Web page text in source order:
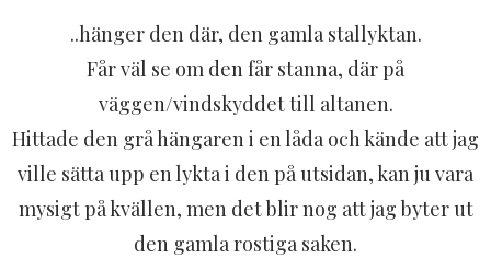
..hänger den där, den gamla stallyktan.
Får väl se om den får stanna, där på
väggen/vindskyddet till altanen.
Hittade den grå hängaren i en låda och kände att jag
ville sätta upp en lykta i den på utsidan, kan ju vara
mysigt på kvällen, men det blir nog att jag byter ut
den gamla rostiga saken.